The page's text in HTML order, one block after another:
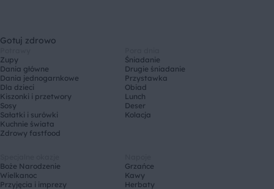
Gotuj zdrowo
Zupy
Dania główne
Dania jednogarnkowe
Dla dzieci
Kiszonki i przetwory
Sosy
Sałatki i surówki
Kuchnie świata
Zdrowy fastfood
Śniadanie
Drugie śniadanie
Przystawka
Obiad
Lunch
Deser
Kolacja
Boże Narodzenie
Wielkanoc
Przyjęcia i imprezy
Grzańce
Kawy
Herbaty